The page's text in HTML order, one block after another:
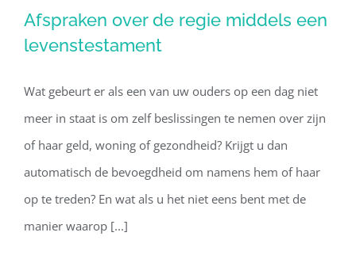
levenstestament
Afspraken over de regie middels een
levenstestament
Wat gebeurt er als een van uw ouders op een dag niet
meer in staat is om zelf beslissingen te nemen over zijn
of haar geld, woning of gezondheid? Krijgt u dan
automatisch de bevoegdheid om namens hem of haar
op te treden? En wat als u het niet eens bent met de
manier waarop [...]